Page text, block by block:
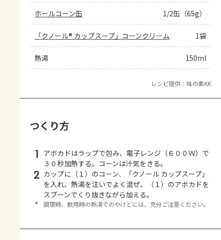
ホールコーン缶 1/2缶（65g）
「クノール® カップスープ」コーンクリーム 1袋
熱湯 150ml
レシピ提供：味の素KK
つくり方
1 アボカドはラップで包み、電子レンジ（６００Ｗ）で
３０秒加熱する。コーンは汁気をきる。
2 カップに（１）のコーン、「クノール カップスープ」
を入れ、熱湯を注いでよく混ぜ、（１）のアボカドを
スプーンでくり抜きながら加える。
＊ 調理時、飲用時の熱湯でのやけどには、充分ご注意ください。